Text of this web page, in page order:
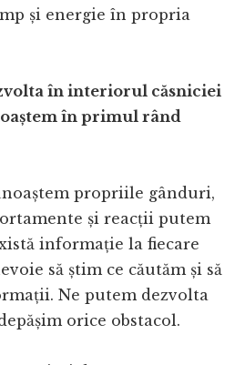
și energie în propria
în interiorul căsniciei
în primul rând
propriile gânduri,
și reacții putem
informație la fiecare
să știm ce căutăm și să
Ne putem dezvolta
orice obstacol.